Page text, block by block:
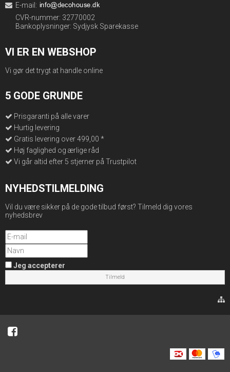
E-mail:
CVR-nummer: 32770002
Bankoplysninger: Sydjysk Sparekasse
VI ER EN WEBSHOP
Vi gør det trygt at handle online
5 GODE GRUNDE
Prisgaranti på alle varer
Hurtig levering
Gratis levering over 499,00 *
Høj faglighed og ærlige råd
Vi går altid efter 5 stjerner på Trustpilot
NYHEDSTILMELDING
Vil du være sikker på de gode tilbud først? Tilmeld dig vores
nyhedsbrev
Jeg accepterer
Tilmeld